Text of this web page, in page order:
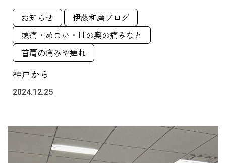
お知らせ
伊藤和磨ブログ
頭痛・めまい・目の奥の痛みなと
首肩の痛みや痺れ
神戸から
2024.12.25